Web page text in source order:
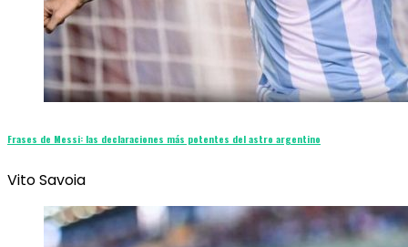
Frases de Messi: las declaraciones más potentes del astro argentino
Vito Savoia